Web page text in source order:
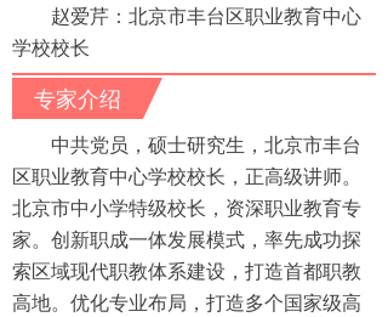
赵爱芹：北京市丰台区职业教育中心
学校校长
专家介绍
中共党员，硕士研究生，北京市丰台
区职业教育中心学校校长，正高级讲师。
北京市中小学特级校长，资深职业教育专
家。创新职成一体发展模式，率先成功探
索区域现代职教体系建设，打造首都职教
高地。优化专业布局，打造多个国家级高